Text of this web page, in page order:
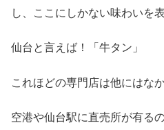
し、ここにしかない味わいを
仙台と言えば！「牛タン」
これほどの専門店は他にはな
空港や仙台駅に直売所が有る